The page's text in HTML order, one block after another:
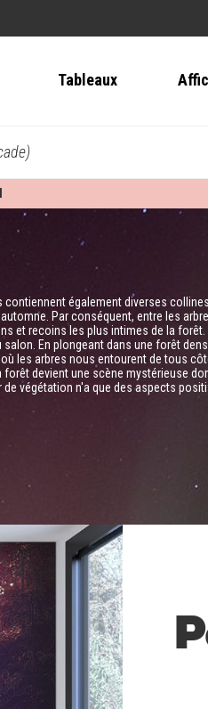
Tableaux
également diverses
Par conséquent, entre les
et recoins les plus intimes de la
salon. En plongeant dans une forêt
les arbres nous entourent de tous
forêt devient une scène mystérieuse
de végétation n'a que des aspects